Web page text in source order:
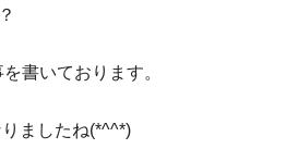
書いております。
ましたね(*^^*)